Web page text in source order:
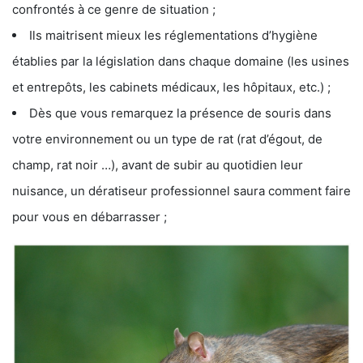
confrontés à ce genre de situation ;
Ils maitrisent mieux les réglementations d’hygiène
établies par la législation dans chaque domaine (les usines
et entrepôts, les cabinets médicaux, les hôpitaux, etc.) ;
Dès que vous remarquez la présence de souris dans
votre environnement ou un type de rat (rat d’égout, de
champ, rat noir …), avant de subir au quotidien leur
nuisance, un dératiseur professionnel saura comment faire
pour vous en débarrasser ;